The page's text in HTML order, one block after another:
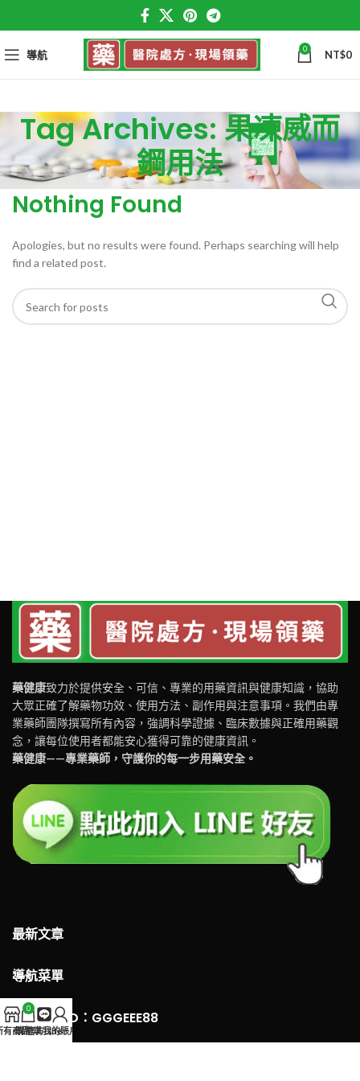
導航 0 NT$0
Tag Archives: 果凍威而
鋼用法
Nothing Found
Apologies, but no results were found. Perhaps searching will help
find a related post.
藥健康致力於提供安全、可信、專業的用藥資訊與健康知識，協助
大眾正確了解藥物功效、使用方法、副作用與注意事項。我們由專
業藥師團隊撰寫所有內容，強調科學證據、臨床數據與正確用藥觀
念，讓每位使用者都能安心獲得可靠的健康資訊。
藥健康——專業藥師，守護你的每一步用藥安全。
最新文章
導航菜單
LINE 客服ID：GGGEEE88
有商品
0
購物車官方Line
我的賬戶